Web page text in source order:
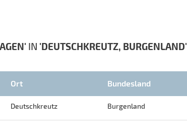
IN 'DEUTSCHKREUTZ, BURGENLAND'
Ort Bundesland
Deutschkreutz Burgenland